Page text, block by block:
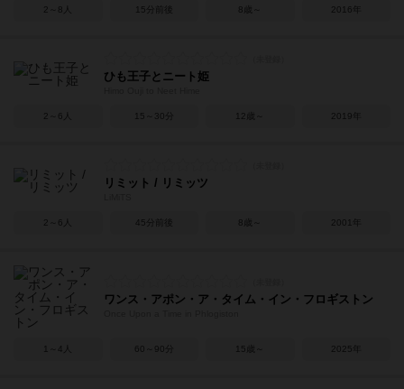
2～8人 15分前後 8歳～ 2016年
ひも王子とニート姫
2～6人 15～30分 12歳～ 2019年
リミット / リミッツ
2～6人 45分前後 8歳～ 2001年
ワンス・アポン・ア・タイム・イン・フロギストン
1～4人 60～90分 15歳～ 2025年